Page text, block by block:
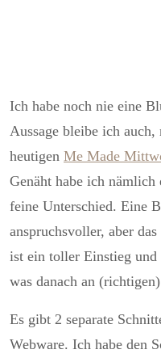
Ich habe noch nie eine
Aussage bleibe ich
heutigen Me Made
Genäht habe ich
feine Unterschied. Eine
anspruchsvoller, aber
ist ein toller Einstieg
was danach an
Es gibt 2 separate
Webware. Ich habe den